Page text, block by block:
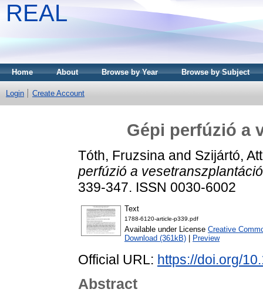
REAL
Home About Browse by Year Browse by Subject
Login Create Account
Gépi perfúzió a
Tóth, Fruzsina and Szijártó,
perfúzió a
339-347. ISSN 0030-6002
Text
1788-6120-article-p339.pdf
Available under License Creative
Download (361kB)
Preview
Official URL: https://doi.org/
Abstract